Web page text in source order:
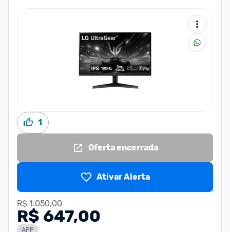
1
Oferta encerrada
Ativar Alerta
R$ 1.050,00
R$ 647,00
APP